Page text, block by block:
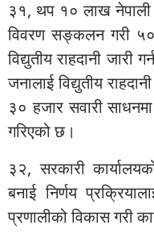
३१, थप १० लाख नेपाली
विवरण सङ्कलन गरी
विद्युतीय राहदानी
जनालाई विद्युतीय
३० हजार सवारी
गरिएको छ।
३२, सरकारी
बनाई निर्णय
प्रणालीको विकास गरी